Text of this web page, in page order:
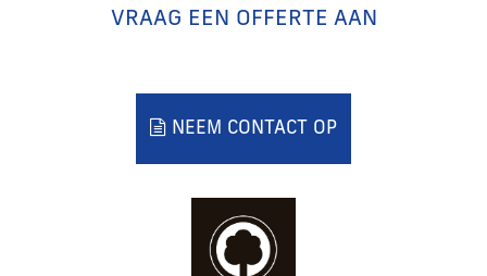
VRAAG EEN OFFERTE AAN
NEEM CONTACT OP